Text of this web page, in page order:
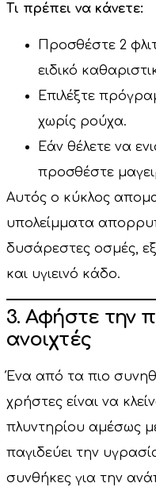
Τι πρέπει να κάνετε:
Προσθέστε 2
ειδικό
Επιλέξτε
χωρίς ρούχα.
Εάν θέλετε να
προσθέστε
Αυτός ο κύκλος
υπολείμματα
δυσάρεστες οσμές,
και υγιεινό κάδο.
3. Αφήστε την
ανοιχτές
Ένα από τα πιο
χρήστες είναι να
πλυντηρίου αμέσως
παγιδεύει την
συνθήκες για την